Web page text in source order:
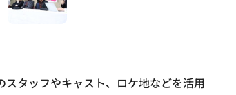
スタッフやキャスト、ロケ地などを活用